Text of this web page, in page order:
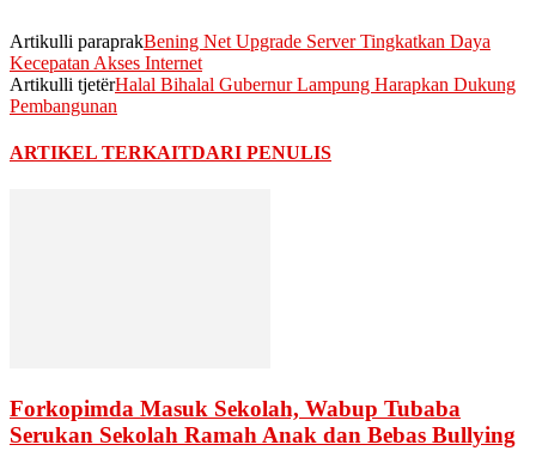
Artikulli paraprakBening Net Upgrade Server Tingkatkan Daya
Kecepatan Akses Internet
Artikulli tjetërHalal Bihalal Gubernur Lampung Harapkan Dukung
Pembangunan
ARTIKEL TERKAITDARI PENULIS
Forkopimda Masuk Sekolah, Wabup Tubaba
Serukan Sekolah Ramah Anak dan Bebas Bullying